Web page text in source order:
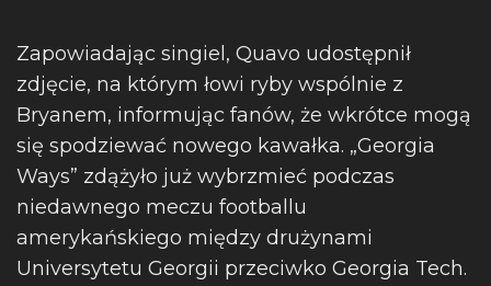
Zapowiadając singiel, Quavo udostępnił
zdjęcie, na którym łowi ryby wspólnie z
Bryanem, informując fanów, że wkrótce mogą
się spodziewać nowego kawałka. „Georgia
Ways” zdążyło już wybrzmieć podczas
niedawnego meczu footballu
amerykańskiego między drużynami
Universytetu Georgii przeciwko Georgia Tech.